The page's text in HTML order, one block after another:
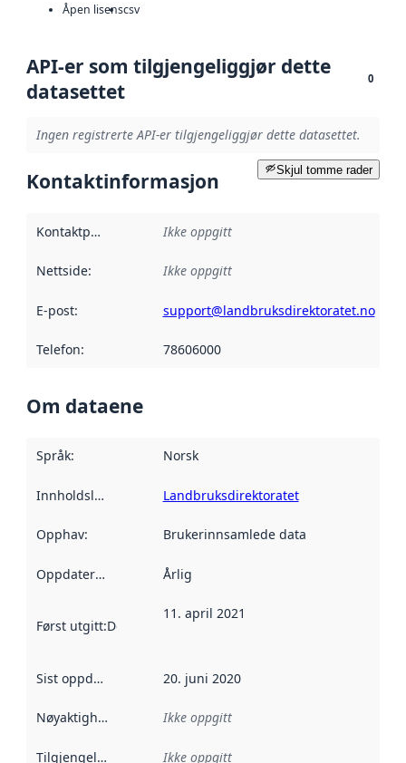
Åpen lisenscsv
API-er som tilgjengeliggjør dette
datasettet
0
Ingen registrerte API-er tilgjengeliggjør dette datasettet.
Skjul tomme rader
Kontaktinformasjon
Kontaktpunkt Ikke oppgitt
Nettside: Ikke oppgitt
E-post: support@landbruksdirektoratet.no
Telefon: 78606000
Om dataene
Språk: Norsk
Innholdsleverandører :
Landbruksdirektoratet
Opphav: Brukerinnsamlede data
Oppdateringsfrekvens :
Årlig
Først utgitt:Denne datoen sier når dataene i dette
11. april 2021
Sist oppdatert 20. juni 2020
Nøyaktighet Ikke oppgitt
Tilgjengelighet Ikke oppgitt